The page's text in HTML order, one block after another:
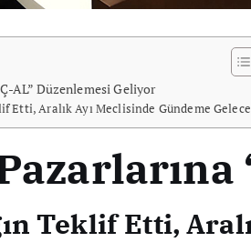
AL” Düzenlemesi Geliyor
Etti, Aralık Ayı Meclisinde Gündeme
Teklif Etti,